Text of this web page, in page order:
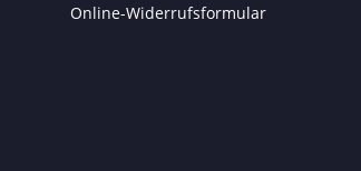
Online-Widerrufsformular